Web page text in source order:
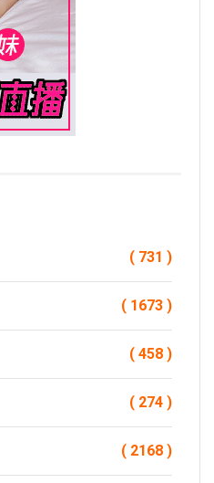
( 731 )
( 1673 )
( 458 )
( 274 )
( 2168 )